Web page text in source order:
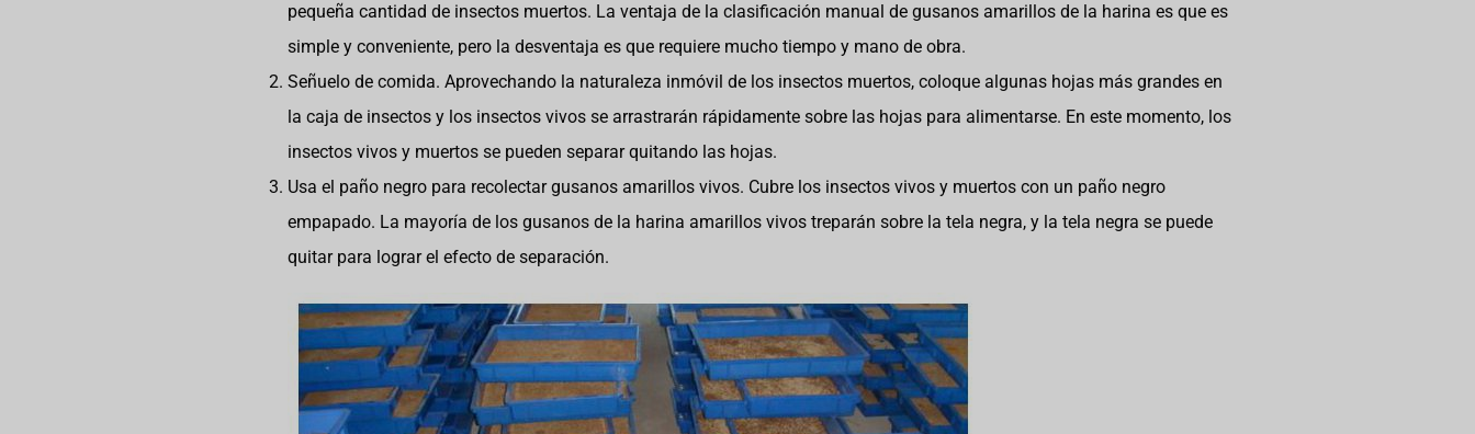
pequeña cantidad de insectos muertos. La ventaja de la clasificación manual de gusanos amarillos de la harina es que es
simple y conveniente, pero la desventaja es que requiere mucho tiempo y mano de obra.
Señuelo de comida. Aprovechando la naturaleza inmóvil de los insectos muertos, coloque algunas hojas más grandes en
la caja de insectos y los insectos vivos se arrastrarán rápidamente sobre las hojas para alimentarse. En este momento, los
insectos vivos y muertos se pueden separar quitando las hojas.
Usa el paño negro para recolectar gusanos amarillos vivos. Cubre los insectos vivos y muertos con un paño negro
empapado. La mayoría de los gusanos de la harina amarillos vivos treparán sobre la tela negra, y la tela negra se puede
quitar para lograr el efecto de separación.